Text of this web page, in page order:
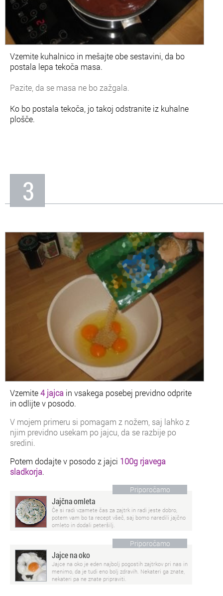
Vzemite kuhalnico in mešajte obe sestavini, da bo
postala lepa tekoča masa.
Pazite, da se masa ne bo zažgala.
Ko bo postala tekoča, jo takoj odstranite iz kuhalne
plošče.
3
Vzemite4 jajca in vsakega posebej previdno odprite
in odlijte v posodo.
V mojem primeru si pomagam z nožem, saj lahko z
njim previdno usekam po jajcu, da se razbije po
sredini.
Potem dodajte v posodo z jajci 100g rjavega
sladkorja.
Priporočamo
Jajčna omleta
Če si radi vzamete čas za zajtrk in radi jeste dobro,
potem vam bo ta recept všeč, saj bomo naredili jajčno
omleto in dodali peteršilj.
Priporočamo
Jajce na oko
Jajce na oko je eden najbolj pogostih zajtrkov pri nas in
menimo, da je tudi eno bolj zdravih. Nekateri ga znate,
nekateri pa ne znate pripraviti.